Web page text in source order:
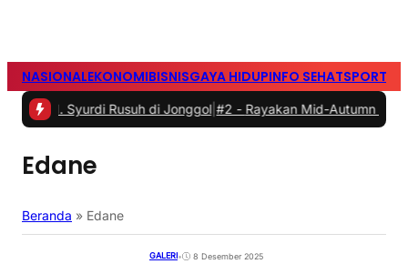
NASIONALEKONOMIBISNISGAYA HIDUPINFO SEHATSPORTS
Syurdi Rusuh di Jonggol|#2 -Rayakan Mid-Autumn Festival
Edane
Beranda » Edane
GALERI• 8 Desember 2025